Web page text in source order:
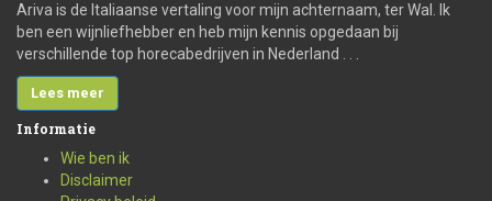
Ariva is de Italiaanse vertaling voor mijn achternaam, ter Wal. Ik
ben een wijnliefhebber en heb mijn kennis opgedaan bij
verschillende top horecabedrijven in Nederland . . .
Lees meer
Informatie
Wie ben ik
Disclaimer